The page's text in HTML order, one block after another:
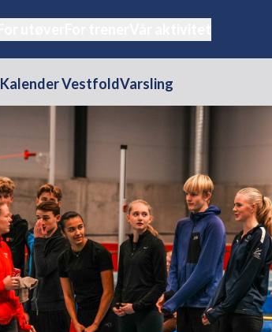
Kalender VestfoldVarsling